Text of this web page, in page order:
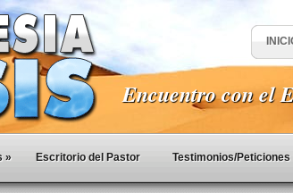
Encuentro con el
» Escritorio del Pastor Testimonios/Peticiones